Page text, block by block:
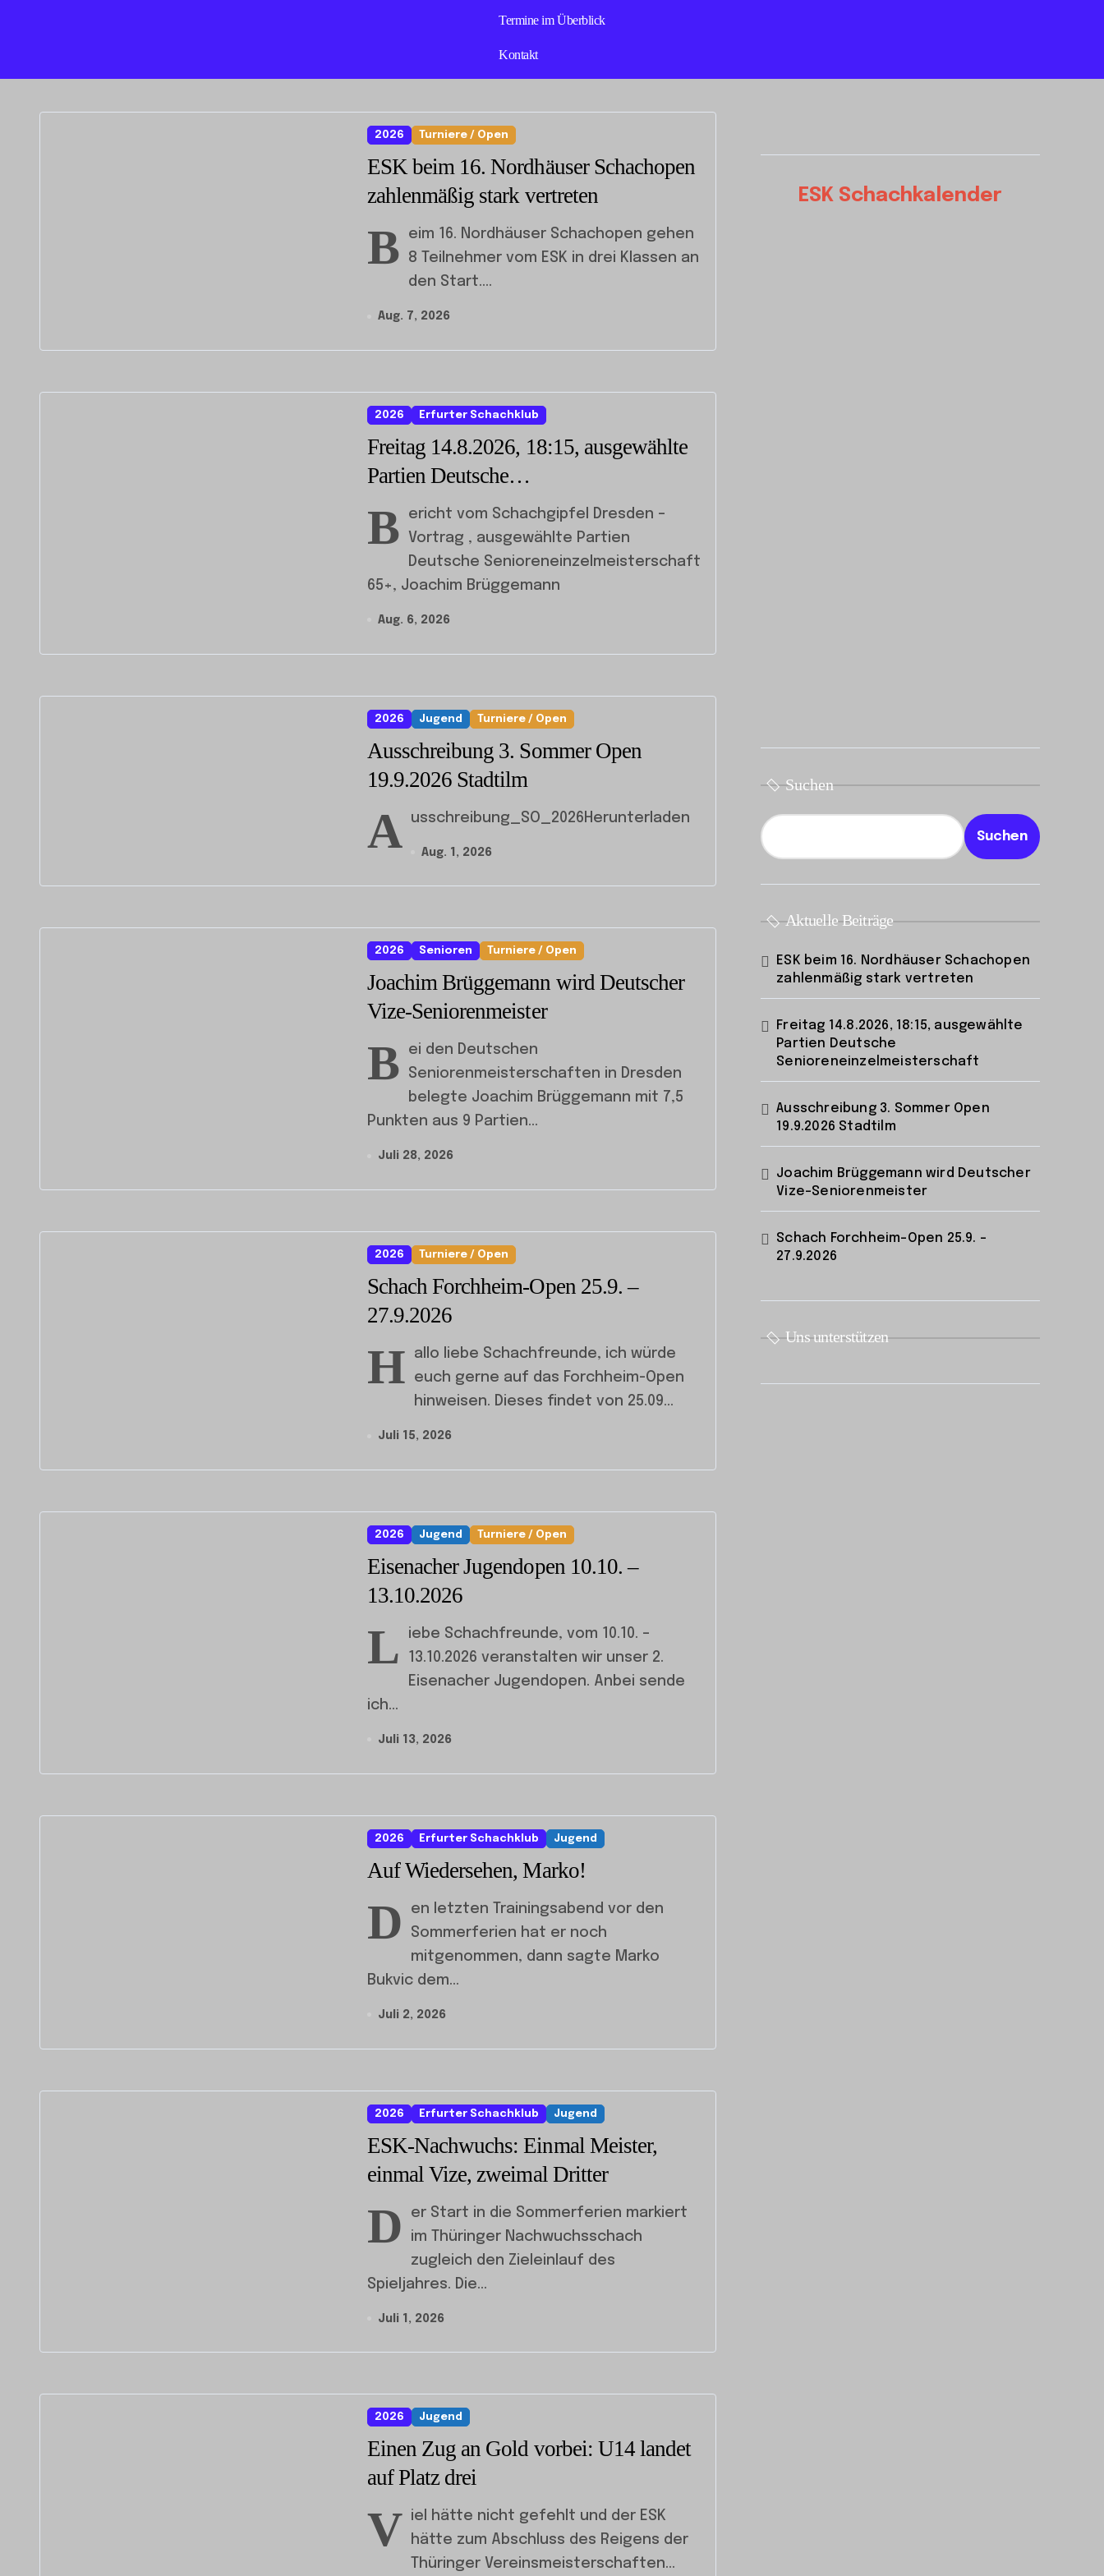
Termine im Überblick
Kontakt
2026 Turniere / Open
ESK beim 16. Nordhäuser Schachopen
zahlenmäßig stark vertreten
B
eim 16. Nordhäuser Schachopen gehen
8 Teilnehmer vom ESK in drei Klassen an
den Start....
Aug. 7, 2026
2026 Erfurter Schachklub
Freitag 14.8.2026, 18:15, ausgewählte
Partien Deutsche
Senioreneinzelmeisterschaft
B
ericht vom Schachgipfel Dresden –
Vortrag , ausgewählte Partien
Deutsche Senioreneinzelmeisterschaft
65+, Joachim Brüggemann
Aug. 6, 2026
2026 Jugend Turniere / Open
Ausschreibung 3. Sommer Open
19.9.2026 Stadtilm
A usschreibung_SO_2026Herunterladen
Aug. 1, 2026
2026 Senioren Turniere / Open
Joachim Brüggemann wird Deutscher
Vize-Seniorenmeister
B
ei den Deutschen
Seniorenmeisterschaften in Dresden
belegte Joachim Brüggemann mit 7,5
Punkten aus 9 Partien...
Juli 28, 2026
2026 Turniere / Open
Schach Forchheim-Open 25.9. –
27.9.2026
H
allo liebe Schachfreunde, ich würde
euch gerne auf das Forchheim-Open
hinweisen. Dieses findet von 25.09...
Juli 15, 2026
2026 Jugend Turniere / Open
Eisenacher Jugendopen 10.10. –
13.10.2026
L
iebe Schachfreunde, vom 10.10. –
13.10.2026 veranstalten wir unser 2.
Eisenacher Jugendopen. Anbei sende
ich...
Juli 13, 2026
2026 Erfurter Schachklub Jugend
Auf Wiedersehen, Marko!
D
en letzten Trainingsabend vor den
Sommerferien hat er noch
mitgenommen, dann sagte Marko
Bukvic dem...
Juli 2, 2026
2026 Erfurter Schachklub Jugend
ESK-Nachwuchs: Einmal Meister,
einmal Vize, zweimal Dritter
D
er Start in die Sommerferien markiert
im Thüringer Nachwuchsschach
zugleich den Zieleinlauf des
Spieljahres. Die...
Juli 1, 2026
2026 Jugend
Einen Zug an Gold vorbei: U14 landet
auf Platz drei
V
iel hätte nicht gefehlt und der ESK
hätte zum Abschluss des Reigens der
Thüringer Vereinsmeisterschaften...
ESK Schachkalender
Suchen
Suchen
Aktuelle Beiträge
ESK beim 16. Nordhäuser Schachopen
zahlenmäßig stark vertreten
Freitag 14.8.2026, 18:15, ausgewählte
Partien Deutsche
Senioreneinzelmeisterschaft
Ausschreibung 3. Sommer Open
19.9.2026 Stadtilm
Joachim Brüggemann wird Deutscher
Vize-Seniorenmeister
Schach Forchheim-Open 25.9. –
27.9.2026
Uns unterstützen